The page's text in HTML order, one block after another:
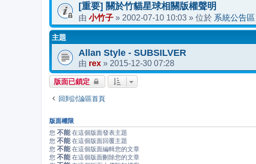
[重要] 關於竹貓星球相關版權聲明
由 小竹子 » 2002-07-10 10:03 » 位於 系統公告區
主題
Allan Style - SUBSILVER
由 rex » 2015-12-30 07:28
版面已鎖定
回到討論區首頁
版面權限
您 不能 在這個版面發表主題
您 不能 在這個版面回覆主題
您 不能 在這個版面編輯您的文章
您 不能 在這個版面刪除您的文章